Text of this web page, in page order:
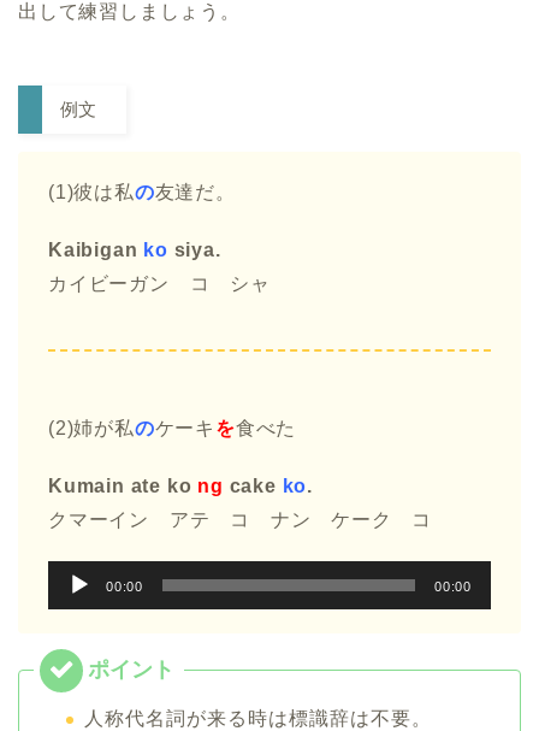
出して練習しましょう。
例文
(1)彼は私の友達だ。
Kaibigan ko siya.
カイビーガン コ シャ
(2)姉が私のケーキ を食べた
Kumain ate ko ng cake ko.
クマーイン アテ コ ナン ケーク コ
声
レ
00:00 00:00
人称代名詞が来る時は標識辞は不要。